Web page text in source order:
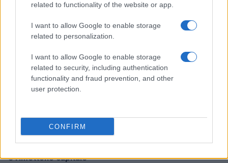
related to functionality of the website or app.
I want to allow Google to enable storage
related to personalization.
I want to allow Google to enable storage
related to security, including authentication
functionality and fraud prevention, and other
user protection.
CONFIRM
B2B NEWS
e rimettono capitale